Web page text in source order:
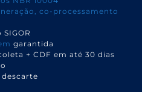
co-processamento
garantida
+ CDF em até 30 dias